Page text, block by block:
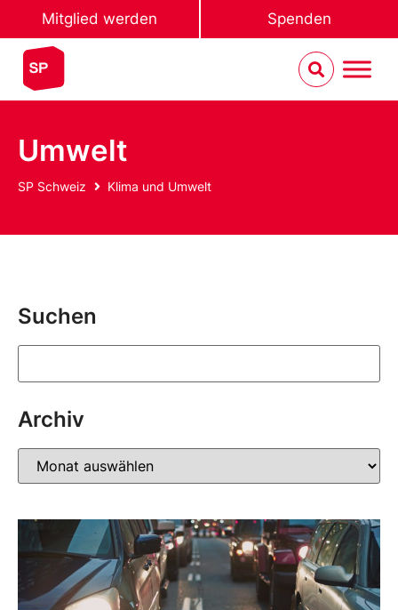
Mitglied werden Spenden
Umwelt
SP Schweiz Klima und Umwelt
Suchen
Archiv